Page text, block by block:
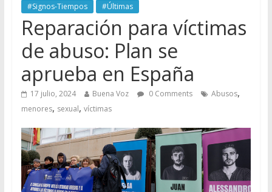
#Signos-Tiempos #Últimas
Reparación para víctimas
de abuso: Plan se
aprueba en España
17 julio, 2024 Buena Voz 0 Comments Abusos,
menores, sexual, víctimas